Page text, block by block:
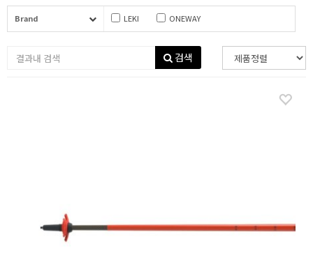
Brand LEKI ONEWAY
검색